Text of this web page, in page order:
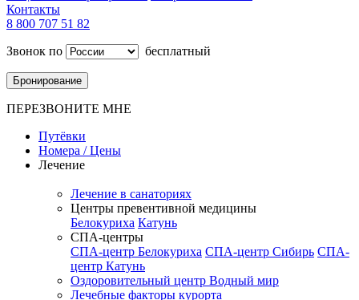
Контакты
8 800 707 51 82
Звонок по
бесплатный
Бронирование
ПЕРЕЗВОНИТЕ МНЕ
Путёвки
Номера / Цены
Лечение
Лечение в санаториях
Центры превентивной медицины
Белокуриха Катунь
СПА-центры
СПА-центр Белокуриха СПА-центр Сибирь СПА-
центр Катунь
Оздоровительный центр Водный мир
Лечебные факторы курорта